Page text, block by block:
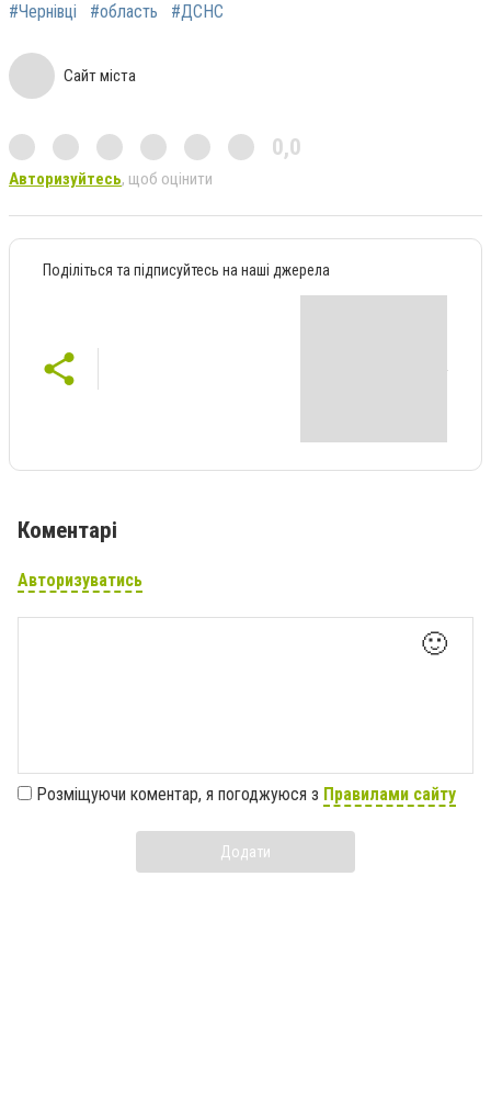
#Чернівці #область #ДСНС
Сайт міста
0,0
Авторизуйтесь, щоб оцінити
Поділіться та підписуйтесь на наші джерела
Коментарі
Авторизуватись
🙂
Розміщуючи коментар, я погоджуюся з Правилами сайту
Додати